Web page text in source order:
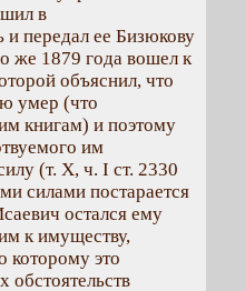
в
и передал ее Бизюкову
же 1879 года вошел к
объяснил, что
умер (что
книгам) и поэтому
им
(т. Х, ч. І ст. 2330
силами постарается
остался ему
к имуществу,
которому это
обстоятельств